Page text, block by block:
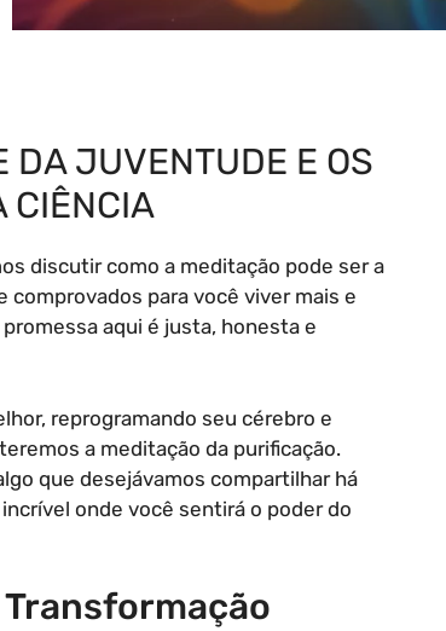
DA JUVENTUDE E OS
CIÊNCIA
discutir como a meditação pode ser a
para você viver mais e
aqui é justa, honesta e
reprogramando seu cérebro e
a meditação da purificação.
que desejávamos compartilhar há
onde você sentirá o poder do